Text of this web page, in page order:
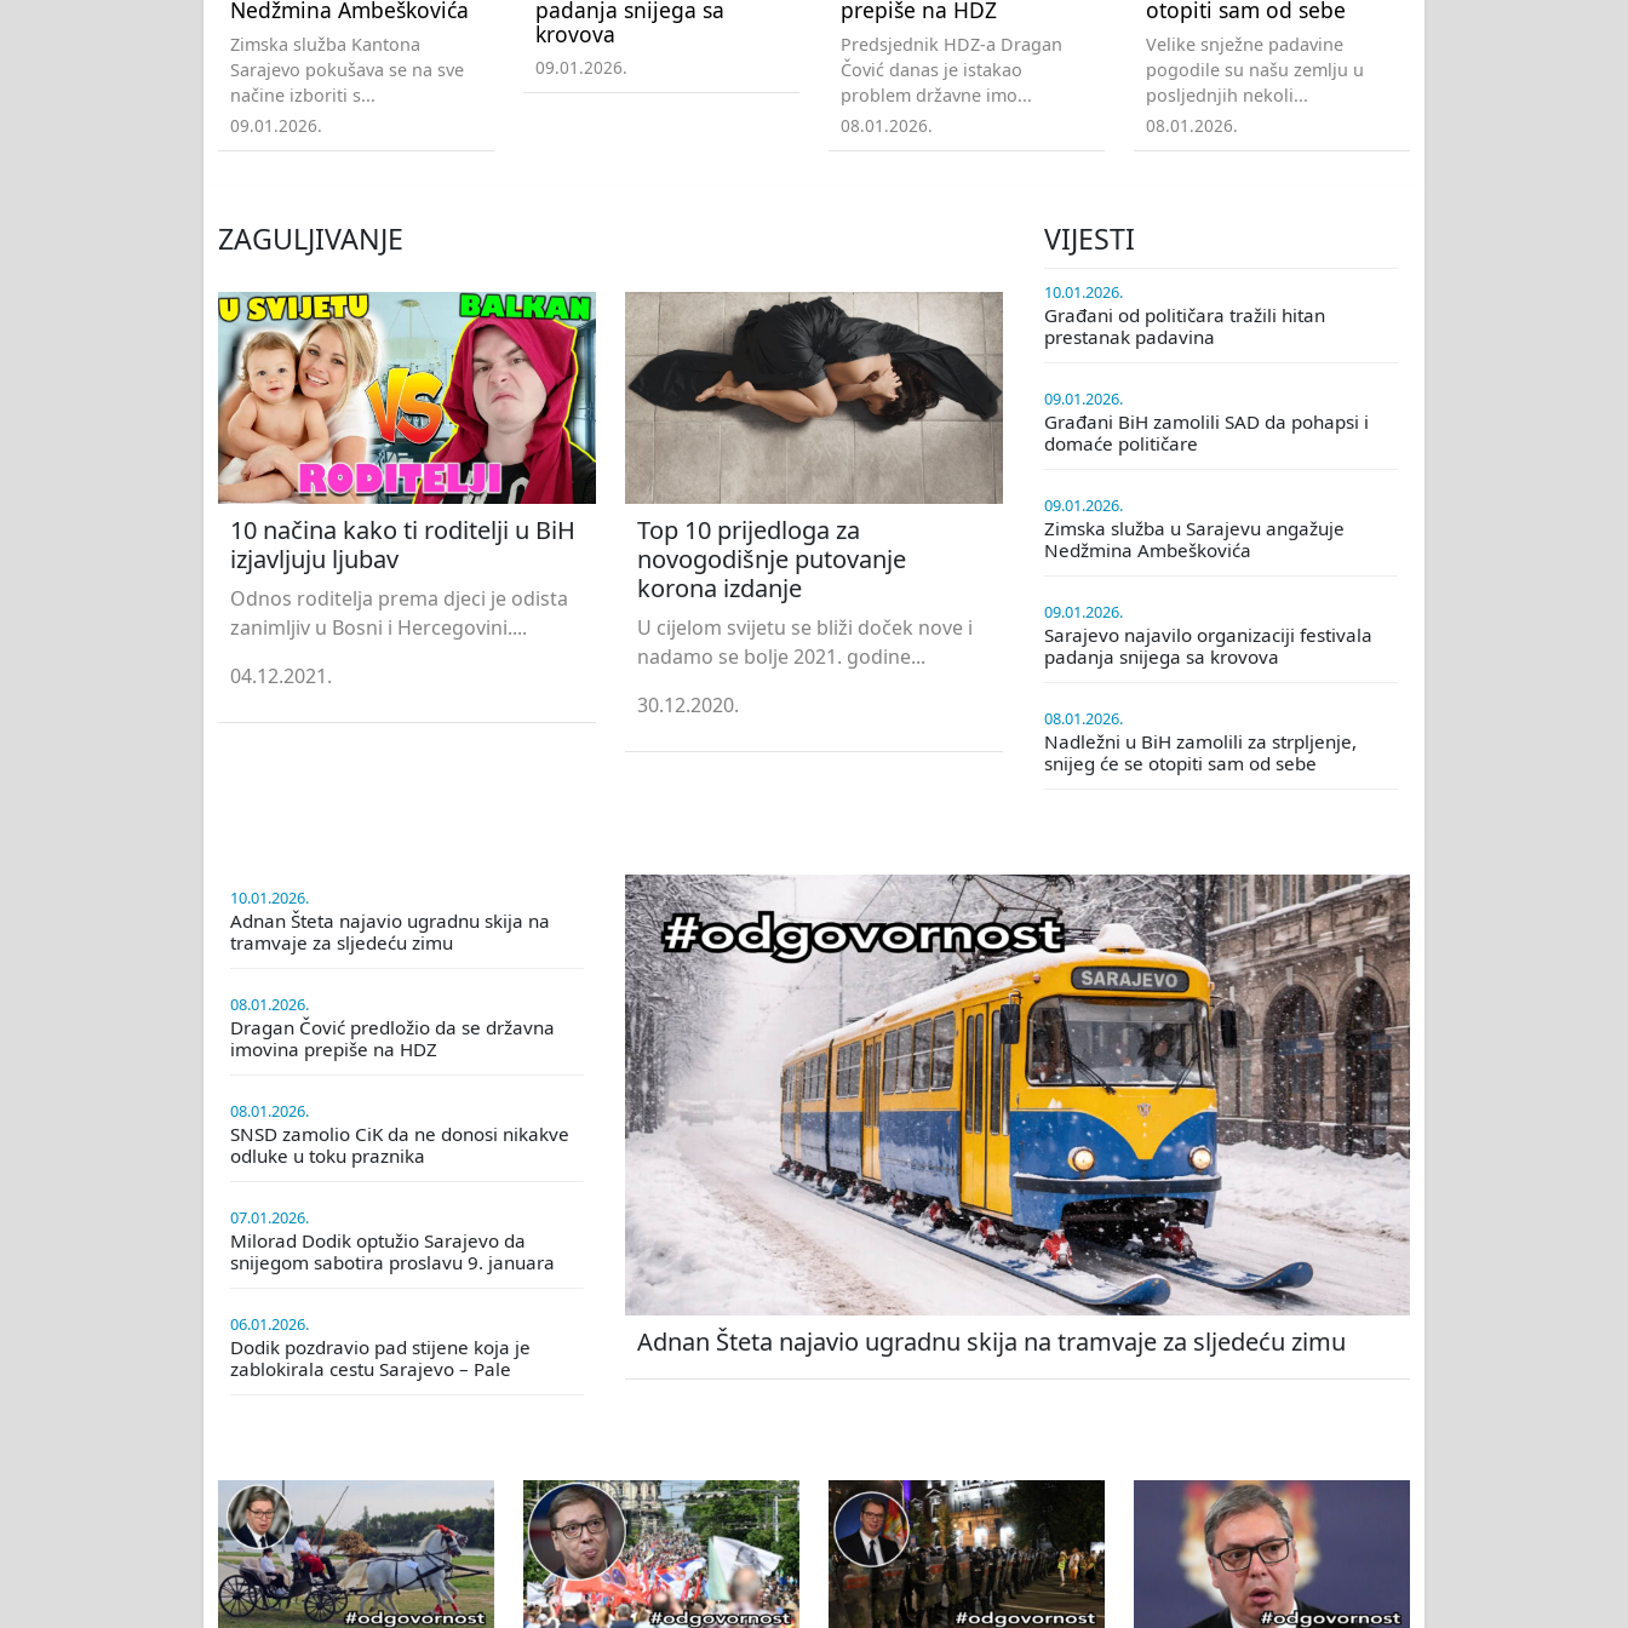
Nedžmina Ambeškovića
Zimska služba Kantona
Sarajevo pokušava se na sve
načine izboriti s...
09.01.2026.
padanja snijega sa
krovova
09.01.2026.
prepiše na HDZ
Predsjednik HDZ-a Dragan
Čović danas je istakao
problem državne imo...
08.01.2026.
otopiti sam od sebe
Velike snježne padavine
pogodile su našu zemlju u
posljednjih nekoli...
08.01.2026.
ZAGULJIVANJE
10 načina kako ti roditelji u BiH
izjavljuju ljubav
Odnos roditelja prema djeci je odista
zanimljiv u Bosni i Hercegovini....
04.12.2021.
Top 10 prijedloga za
novogodišnje putovanje
korona izdanje
U cijelom svijetu se bliži doček nove i
nadamo se bolje 2021. godine...
30.12.2020.
VIJESTI
10.01.2026.
Građani od političara tražili hitan
prestanak padavina
09.01.2026.
Građani BiH zamolili SAD da pohapsi i
domaće političare
09.01.2026.
Zimska služba u Sarajevu angažuje
Nedžmina Ambeškovića
09.01.2026.
Sarajevo najavilo organizaciji festivala
padanja snijega sa krovova
08.01.2026.
Nadležni u BiH zamolili za strpljenje,
snijeg će se otopiti sam od sebe
10.01.2026.
Adnan Šteta najavio ugradnu skija na
tramvaje za sljedeću zimu
08.01.2026.
Dragan Čović predložio da se državna
imovina prepiše na HDZ
08.01.2026.
SNSD zamolio CiK da ne donosi nikakve
odluke u toku praznika
07.01.2026.
Milorad Dodik optužio Sarajevo da
snijegom sabotira proslavu 9. januara
06.01.2026.
Dodik pozdravio pad stijene koja je
zablokirala cestu Sarajevo – Pale
Adnan Šteta najavio ugradnu skija na tramvaje za sljedeću zimu